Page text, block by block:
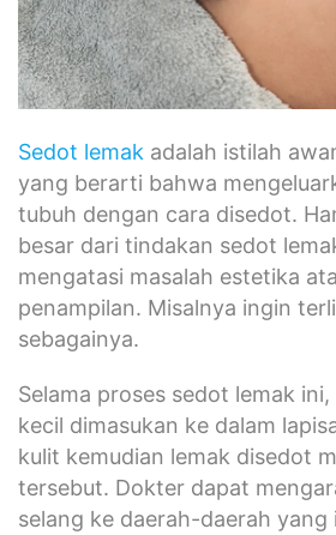
Sedot lemak adalah istilah
yang berarti bahwa
tubuh dengan cara disedot.
besar dari tindakan sedot
mengatasi masalah estetika
penampilan. Misalnya ingin
sebagainya.
Selama proses sedot lemak
kecil dimasukan ke dalam
kulit kemudian lemak disedot
tersebut. Dokter dapat
selang ke daerah-daerah yang